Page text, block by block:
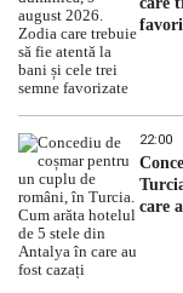
22:00
care